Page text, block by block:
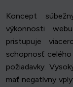
Koncept
výkonnosti
pristupuje
schopnosť
požiadavky.
mať negatívny